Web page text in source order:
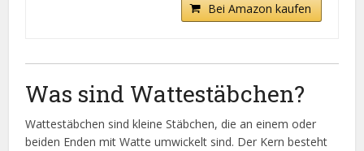
Bei Amazon kaufen
Was sind Wattestäbchen?
Wattestäbchen sind kleine Stäbchen, die an einem oder
beiden Enden mit Watte umwickelt sind. Der Kern besteht